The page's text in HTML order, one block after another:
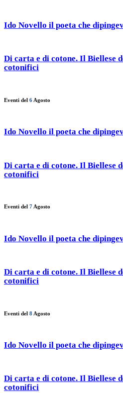
Ido Novello il poeta che
Di carta e di cotone. Il Biellese
cotonifici
Eventi del 6 Agosto
Ido Novello il poeta che
Di carta e di cotone. Il Biellese
cotonifici
Eventi del 7 Agosto
Ido Novello il poeta che
Di carta e di cotone. Il Biellese
cotonifici
Eventi del 8 Agosto
Ido Novello il poeta che
Di carta e di cotone. Il Biellese
cotonifici